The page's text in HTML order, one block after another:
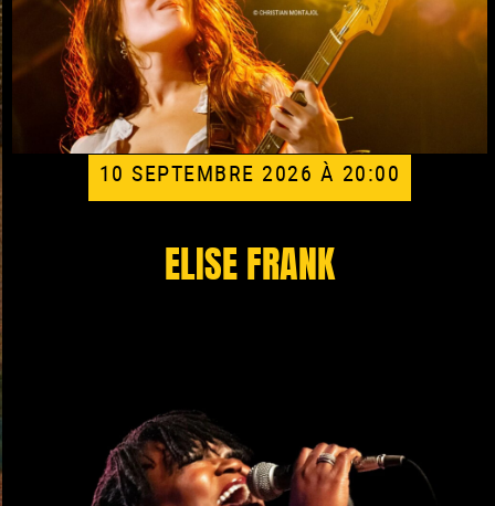
10 SEPTEMBRE 2026 À 20:00
ELISE FRANK